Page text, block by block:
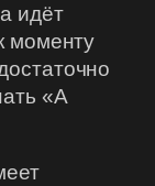
идёт
моменту
«А